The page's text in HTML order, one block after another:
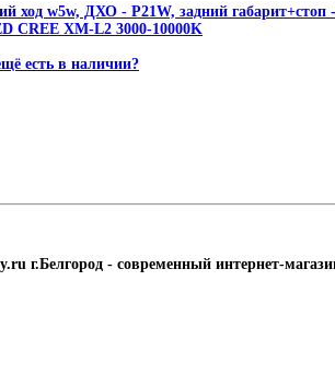
ход w5w, ДХО - P21W, задний габарит+стоп
XM-L2 3000-10000K
в наличии?
г.Белгород - современный интернет-